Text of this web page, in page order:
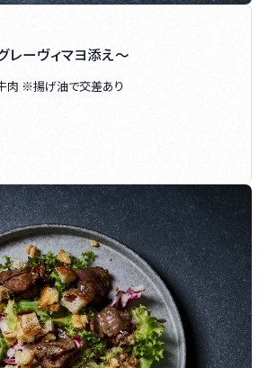
レーヴィマヨ添え～
牛肉 ※揚げ油で交差あり